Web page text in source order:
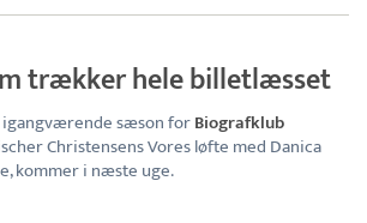
trækker hele billetlæsset
igangværende sæson forBiografklub
Christensens Vores løfte med Danica
kommer i næste uge.